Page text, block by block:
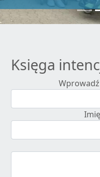
Księga